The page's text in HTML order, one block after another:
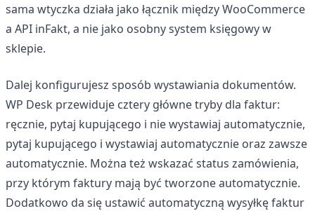
sama wtyczka działa jako łącznik między WooCommerce
a API inFakt, a nie jako osobny system księgowy w
sklepie.
Dalej konfigurujesz sposób wystawiania dokumentów.
WP Desk przewiduje cztery główne tryby dla faktur:
ręcznie, pytaj kupującego i nie wystawiaj automatycznie,
pytaj kupującego i wystawiaj automatycznie oraz zawsze
automatycznie. Można też wskazać status zamówienia,
przy którym faktury mają być tworzone automatycznie.
Dodatkowo da się ustawić automatyczną wysyłkę faktur